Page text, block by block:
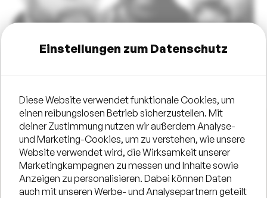
Crow Cat Trio – Swingender Jazz Manouche am
Stadtstrand
Das Crow Cat Trio aus Düsseldorf bringt den
Einstellungen zum Datenschutz
Diese Website verwendet funktionale Cookies, um
einen reibungslosen Betrieb sicherzustellen. Mit
deiner Zustimmung nutzen wir außerdem Analyse-
und Marketing-Cookies, um zu verstehen, wie unsere
Website verwendet wird, die Wirksamkeit unserer
Marketingkampagnen zu messen und Inhalte sowie
Anzeigen zu personalisieren. Dabei können Daten
auch mit unseren Werbe- und Analysepartnern geteilt